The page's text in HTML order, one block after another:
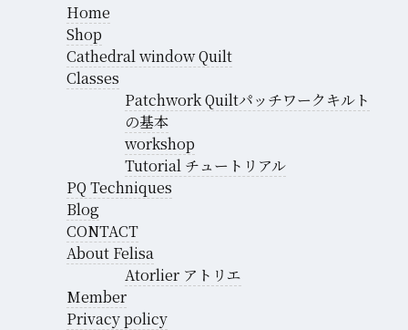
Home
Shop
Cathedral window Quilt
Classes
Patchwork Quiltパッチワークキルト
の基本
workshop
Tutorial チュートリアル
PQ Techniques
Blog
CONTACT
About Felisa
Atorlier アトリエ
Member
Privacy policy